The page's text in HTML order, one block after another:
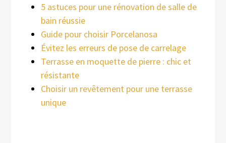
5 astuces pour une rénovation de salle de
bain réussie
Guide pour choisir Porcelanosa
Évitez les erreurs de pose de carrelage
Terrasse en moquette de pierre : chic et
résistante
Choisir un revêtement pour une terrasse
unique